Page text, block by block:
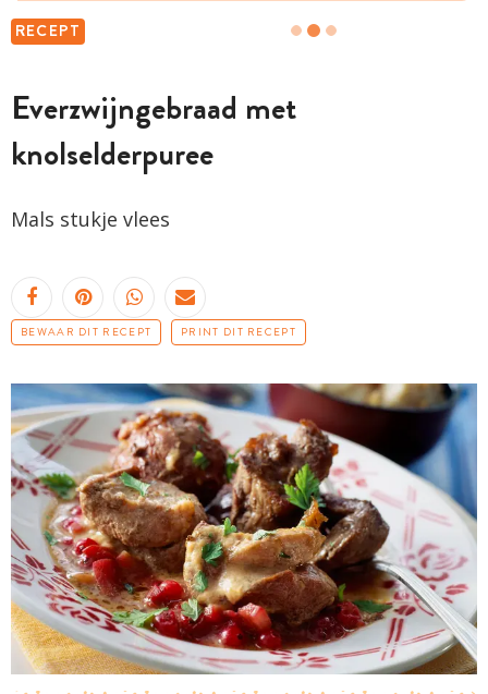
RECEPT
Everzwijngebraad met
knolselderpuree
Mals stukje vlees
BEWAAR DIT RECEPT PRINT DIT RECEPT